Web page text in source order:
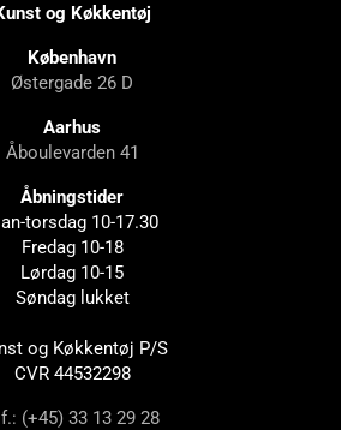
og Køkkentøj
København
Østergade 26 D
Aarhus
Åboulevarden 41
Åbningstider
torsdag 10-17.30
Fredag 10-18
Lørdag 10-15
Søndag lukket
og Køkkentøj P/S
CVR 44532298
(+45) 33 13 29 28